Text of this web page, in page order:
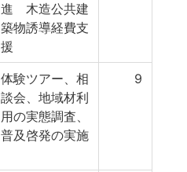
進 木造公共建
築物誘導経費支
援
体験ツアー、相
談会、地域材利
用の実態調査、
普及啓発の実施
9